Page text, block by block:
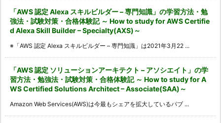
「AWS 認定 Alexa スキルビルダー – 専門知識」の学習方法・勉
強法・試験対策・合格体験記 ～ How to study for AWS Certifie
d Alexa Skill Builder – Specialty(AXS)～
※「AWS 認定 Alexa スキルビルダー – 専門知識」は2021年3月22 ...
「AWS 認定 ソリューションアーキテクト – アソシエイト」の学
習方法・勉強法・試験対策・合格体験記 ～ How to study for A
WS Certified Solutions Architect – Associate(SAA)～
Amazon Web Services(AWS)は今最もシェアを拡大しているパブ ...